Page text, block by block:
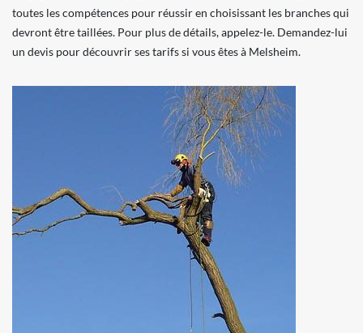
toutes les compétences pour réussir en choisissant les branches qui
devront être taillées. Pour plus de détails, appelez-le. Demandez-lui
un devis pour découvrir ses tarifs si vous êtes à Melsheim.